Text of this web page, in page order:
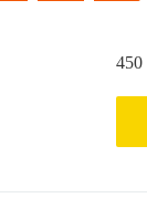
450